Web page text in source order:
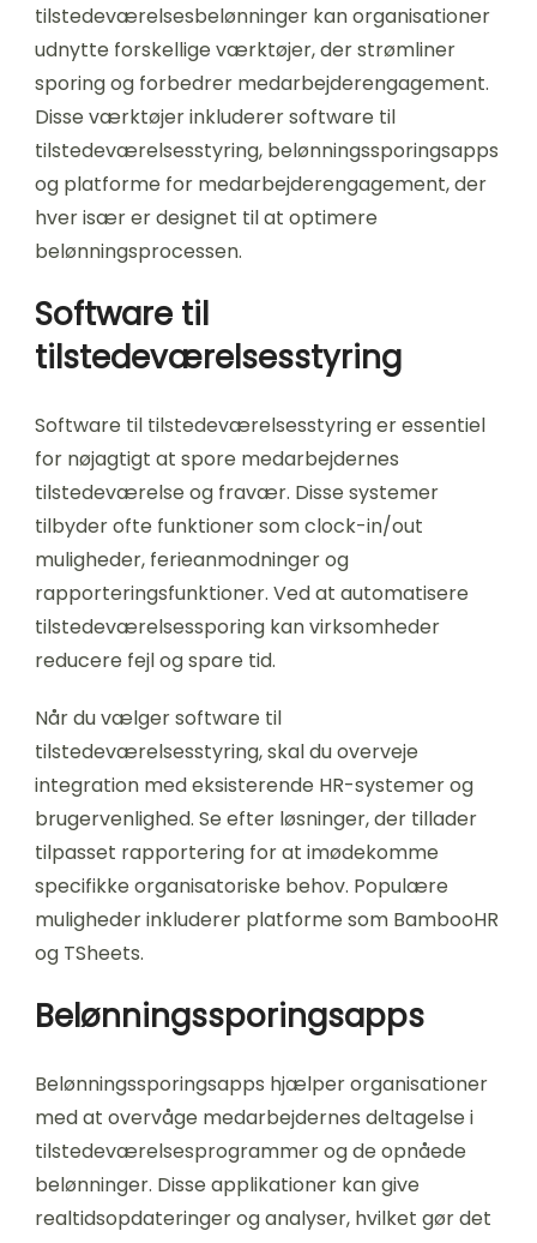
tilstedeværelsesbelønninger kan organisationer
udnytte forskellige værktøjer, der strømliner
sporing og forbedrer medarbejderengagement.
Disse værktøjer inkluderer software til
tilstedeværelsesstyring, belønningssporingsapps
og platforme for medarbejderengagement, der
hver især er designet til at optimere
belønningsprocessen.
Software til
tilstedeværelsesstyring
Software til tilstedeværelsesstyring er essentiel
for nøjagtigt at spore medarbejdernes
tilstedeværelse og fravær. Disse systemer
tilbyder ofte funktioner som clock-in/out
muligheder, ferieanmodninger og
rapporteringsfunktioner. Ved at automatisere
tilstedeværelsessporing kan virksomheder
reducere fejl og spare tid.
Når du vælger software til
tilstedeværelsesstyring, skal du overveje
integration med eksisterende HR-systemer og
brugervenlighed. Se efter løsninger, der tillader
tilpasset rapportering for at imødekomme
specifikke organisatoriske behov. Populære
muligheder inkluderer platforme som BambooHR
og TSheets.
Belønningssporingsapps
Belønningssporingsapps hjælper organisationer
med at overvåge medarbejdernes deltagelse i
tilstedeværelsesprogrammer og de opnåede
belønninger. Disse applikationer kan give
realtidsopdateringer og analyser, hvilket gør det